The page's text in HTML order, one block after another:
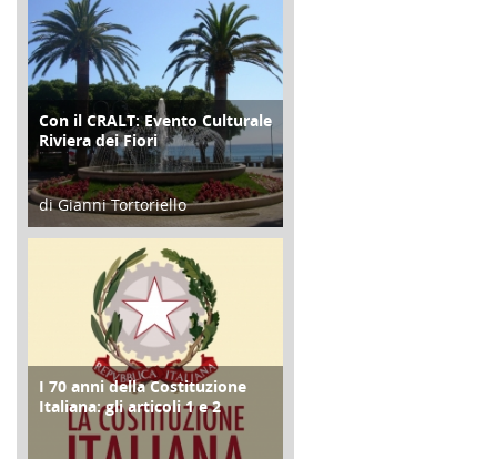
ATTIVITÀ
Con il CRALT: Evento Culturale
Riviera dei Fiori
di Gianni Tortoriello
16 Febbraio 2018
FOCUS
I 70 anni della Costituzione
Italiana: gli articoli 1 e 2